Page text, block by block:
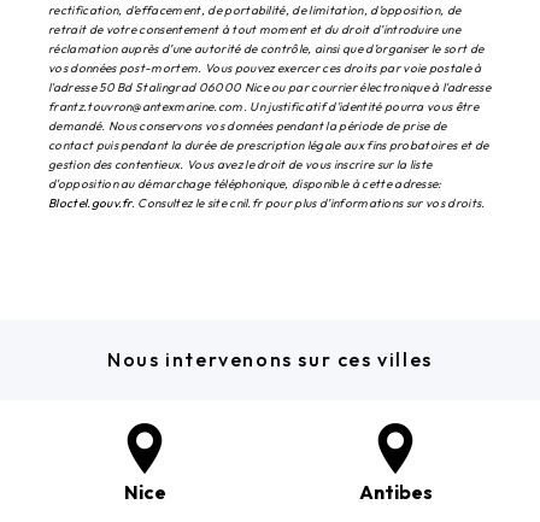
rectification, d’effacement, de portabilité, de limitation, d’opposition, de
retrait de votre consentement à tout moment et du droit d’introduire une
réclamation auprès d’une autorité de contrôle, ainsi que d’organiser le sort de
vos données post-mortem. Vous pouvez exercer ces droits par voie postale à
l'adresse 50 Bd Stalingrad 06000 Nice ou par courrier électronique à l'adresse
frantz.touvron@antexmarine.com. Un justificatif d'identité pourra vous être
demandé. Nous conservons vos données pendant la période de prise de
contact puis pendant la durée de prescription légale aux fins probatoires et de
gestion des contentieux. Vous avez le droit de vous inscrire sur la liste
d'opposition au démarchage téléphonique, disponible à cette adresse:
Bloctel.gouv.fr. Consultez le site cnil.fr pour plus d’informations sur vos droits.
Nous intervenons sur ces villes
Nice Antibes